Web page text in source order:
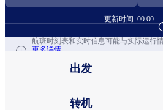
更新时间 :00:00
前往航班预订
航班时刻表和实时信息可能与实际运行
更多详情。
出发
转机